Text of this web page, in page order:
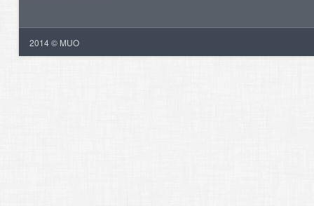
2014 © MUO